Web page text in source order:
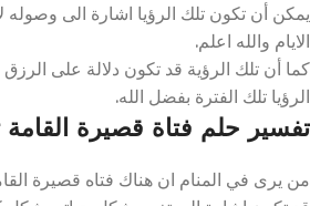
يمكن أن تكون تلك الرؤيا اشارة الى وصوله
الايام والله اعلم.
كما أن تلك الرؤية قد تكون دلالة على
الرؤيا تلك الفترة بفضل الله.
تفسير حلم فتاة قصيرة القامة
من يرى في المنام ان هناك فتاه قصيرة